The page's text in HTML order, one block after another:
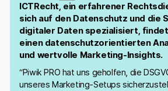
ICTRecht, ein erfahrener
sich auf den Datenschutz und die
digitaler Daten spezialisiert, findet
einen datenschutzorientierten
und wertvolle Marketing-Insights.
“Piwik PRO hat uns geholfen, die
unseres Marketing-Setups